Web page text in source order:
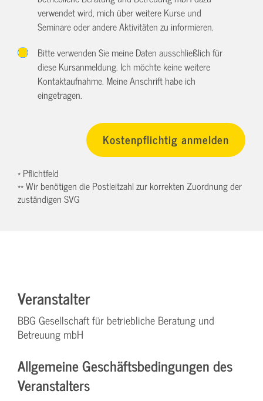
verwendet wird, mich über weitere Kurse und
Seminare oder andere Aktivitäten zu informieren.
Bitte verwenden Sie meine Daten ausschließlich für
diese Kursanmeldung. Ich möchte keine weitere
Kontaktaufnahme. Meine Anschrift habe ich
eingetragen.
* Pflichtfeld
** Wir benötigen die Postleitzahl zur korrekten Zuordnung der
zuständigen SVG
Veranstalter
BBG Gesellschaft für betriebliche Beratung und
Betreuung mbH
Allgemeine Geschäftsbedingungen des
Veranstalters